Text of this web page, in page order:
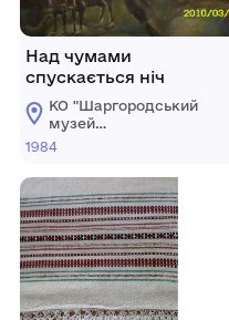
Над чумами
спускається ніч
КО "Шаргородський
музей
образотворчого
Шаргородської
міської ради
1984